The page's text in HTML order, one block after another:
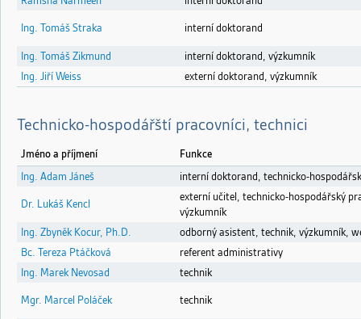
Ing. Tomáš Straka interní doktorand
Ing. Tomáš Zikmund
interní doktorand, výzkumník
Ing. Jiří Weiss
externí doktorand, výzkumník
Technicko-hospodářští pracovníci, technici
Jméno a příjmení
Funkce
Ing. Adam Jáneš
interní doktorand, technicko-
Dr. Lukáš Kencl
externí učitel, technicko-hospodářský
výzkumník
Ing. Zbyněk Kocur, Ph.D.
odborný asistent, technik, výzkumník,
Bc. Tereza Ptáčková
referent administrativy
Ing. Marek Nevosad
technik
Mgr. Marcel Poláček technik